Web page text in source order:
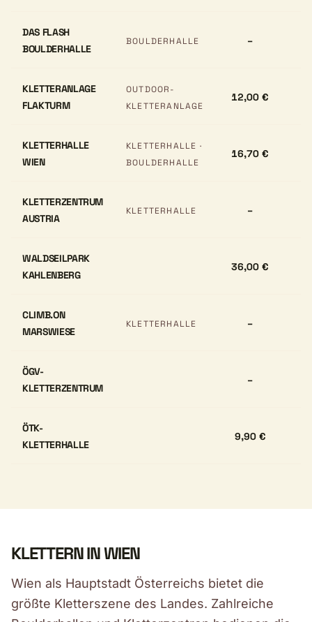
DAS FLASH
BOULDERHALLE
BOULDERHALLE –
KLETTERANLAGE
FLAKTURM
OUTDOOR-
KLETTERANLAGE
12,00 €
KLETTERHALLE
WIEN
KLETTERHALLE ·
BOULDERHALLE
16,70 €
KLETTERZENTRUM
AUSTRIA
KLETTERHALLE –
WALDSEILPARK
KAHLENBERG
36,00 €
CLIMB.ON
MARSWIESE
KLETTERHALLE –
ÖGV-
KLETTERZENTRUM
–
ÖTK-
KLETTERHALLE
9,90 €
KLETTERN IN WIEN
Wien als Hauptstadt Österreichs bietet die
größte Kletterszene des Landes. Zahlreiche